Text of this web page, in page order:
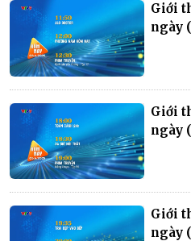
Giới
ngày
Giới
ngày
Giới
ngày